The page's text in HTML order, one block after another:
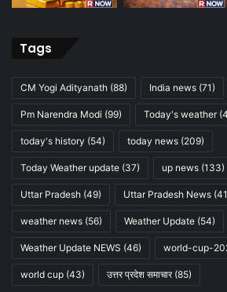
Tags
CM Yogi Adityanath (88) India news (71)
Pm Narendra Modi (99) Today's weather
today's history (54) today news (209)
Today Weather update (37) up news (133)
Uttar Pradesh (49) Uttar Pradesh News
weather news (56) Weather Update (54)
Weather Update NEWS (46) world-cup-
world cup (43) उत्तर प्रदेश समाचार(85)